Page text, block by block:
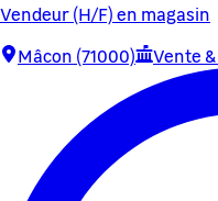
Vendeur (H/F) en magasin
Mâcon (71000)
Vente